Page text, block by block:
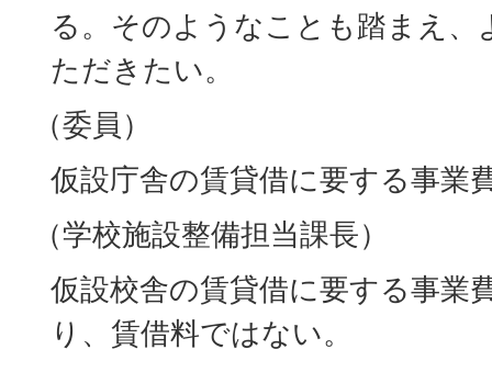
る。そのようなことも踏まえ、
ただきたい。
（委員）
仮設庁舎の賃貸借に要する事業
（学校施設整備担当課長）
仮設校舎の賃貸借に要する事業
り、賃借料ではない。